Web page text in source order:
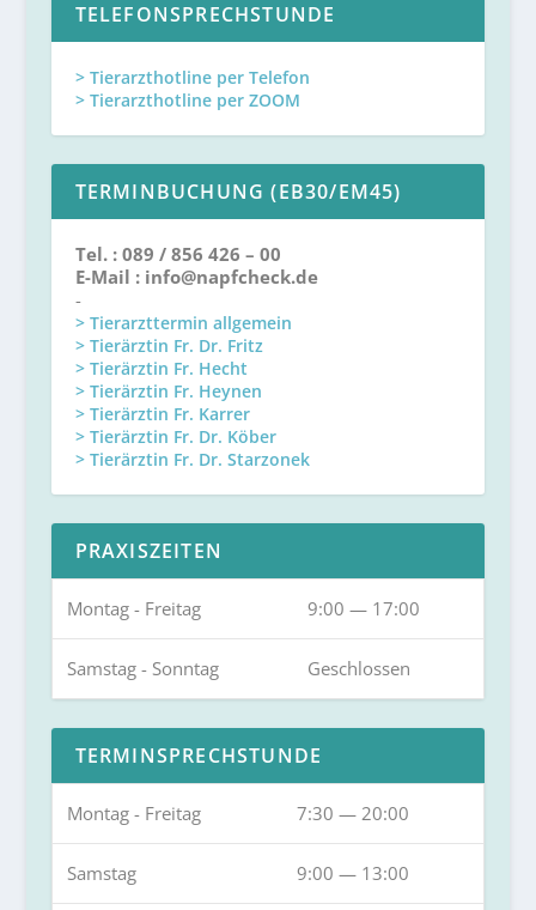
TELEFONSPRECHSTUNDE
> Tierarzthotline per Telefon
> Tierarzthotline per ZOOM
TERMINBUCHUNG (EB30/EM45)
Tel. : 089 / 856 426 – 00
E-Mail : info@napfcheck.de
-
> Tierarzttermin allgemein
> Tierärztin Fr. Dr. Fritz
> Tierärztin Fr. Hecht
> Tierärztin Fr. Heynen
> Tierärztin Fr. Karrer
> Tierärztin Fr. Dr. Köber
> Tierärztin Fr. Dr. Starzonek
PRAXISZEITEN
Montag - Freitag 9:00 — 17:00
Samstag - Sonntag Geschlossen
TERMINSPRECHSTUNDE
Montag - Freitag 7:30 — 20:00
Samstag 9:00 — 13:00